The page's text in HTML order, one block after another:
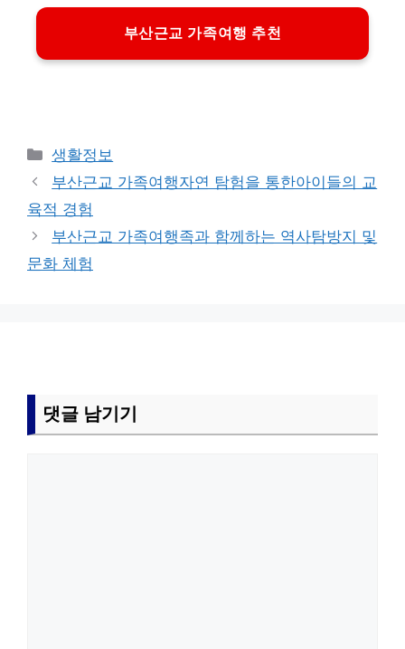
부산근교 가족여행 추천
카
테
고
리
생활정보
부산근교 가족여행자연 탐험을 통한아이들의 교
육적 경험
부산근교 가족여행족과 함께하는 역사탐방지 및
문화 체험
댓글 남기기